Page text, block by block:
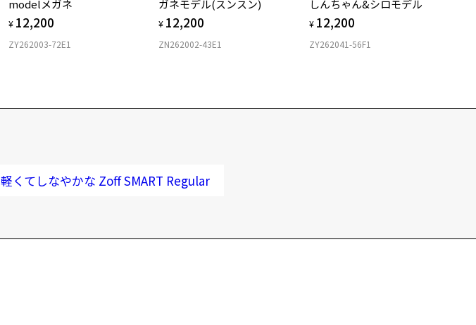
modelメガネ
¥ 12,200
ZY262003-72E1
ガネモデル(スンスン)
¥ 12,200
ZN262002-43E1
しんちゃん&シロモデル
¥ 12,200
ZY262041-56F1
軽くてしなやかな Zoff SMART Regular